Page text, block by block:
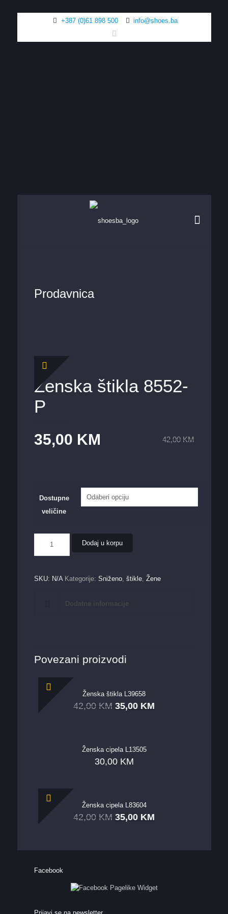
+387 (0)61 898 500 info@shoes.ba
Prodavnica
Ženska štikla 8552-
P
42,00 KM
35,00 KM
Dostupne
veličine
štikla
8552-
količina
Dodaj u korpu
SKU: N/A Kategorije: Sniženo, štikle, Žene
Dodatne informacije
Povezani proizvodi
Ženska štikla L39658
42,00 KM 35,00 KM
Ženska cipela L13505
30,00 KM
Ženska cipela L83604
42,00 KM 35,00 KM
Facebook